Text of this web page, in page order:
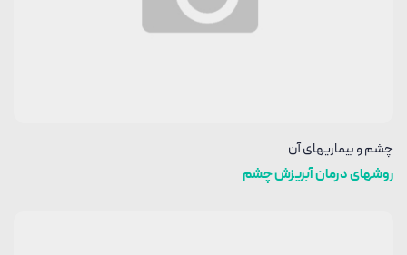
چشم و بیماریهای آن
روشهای درمان آبریزش چشم